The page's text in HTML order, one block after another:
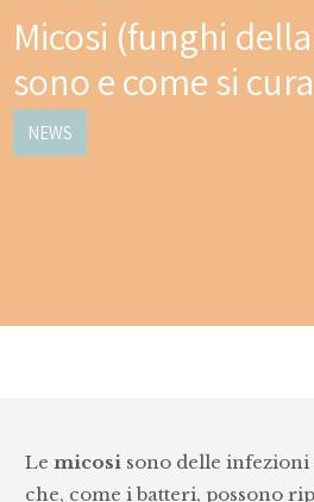
Micosi (funghi
sono e come si
NEWS
Lemicosi sono delle
che, come i batteri, possono